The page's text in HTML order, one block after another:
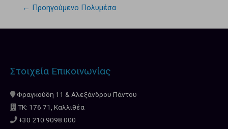
← Προηγούμενο Πολυμέσα
Στοιχεία Επικοινωνίας
Φραγκούδη 11 & Αλεξάνδρου Πάντου
ΤΚ: 176 71, Καλλιθέα
+30 210.9098.000